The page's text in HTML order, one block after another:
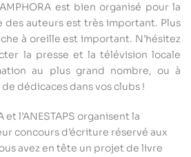
est bien organisé pour la
des auteurs est très important. Plus
à oreille est important. N’hésitez
la presse et la télévision locale
au plus grand nombre, ou à
dédicaces dans vos clubs !
et l’ANESTAPS organisent la
concours d’écriture réservé aux
avez en tête un projet de livre